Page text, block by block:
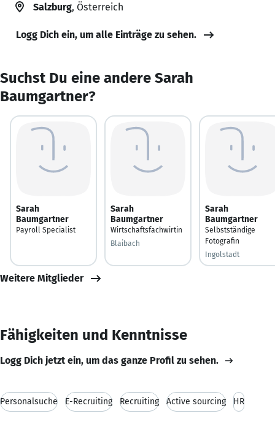
Salzburg, Österreich
Logg Dich ein, um alle Einträge zu sehen.
Suchst Du eine andere Sarah
Baumgartner?
Sarah
Baumgartner
Payroll Specialist
Sarah
Baumgartner
Wirtschaftsfachwirtin
Blaibach
Sarah
Baumgartner
Selbstständige
Fotografin
Ingolstadt
Weitere Mitglieder
Fähigkeiten und Kenntnisse
Logg Dich jetzt ein, um das ganze Profil zu sehen.
Personalsuche E-Recruiting Recruiting Active sourcing HR